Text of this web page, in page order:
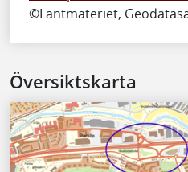
©Lantmäteriet,
Översiktskarta